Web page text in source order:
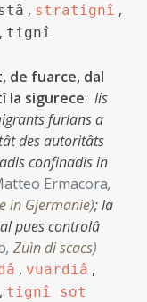
, stratignî ,
, tignî
de fuarce, dal
la sigurece: lis
furlans a
des autoritâts
confinadis in
Ermacora,
in Gjermanie);la
pues controlâ
, Zuìn di scacs)
, vuardiâ ,
, tignî sot